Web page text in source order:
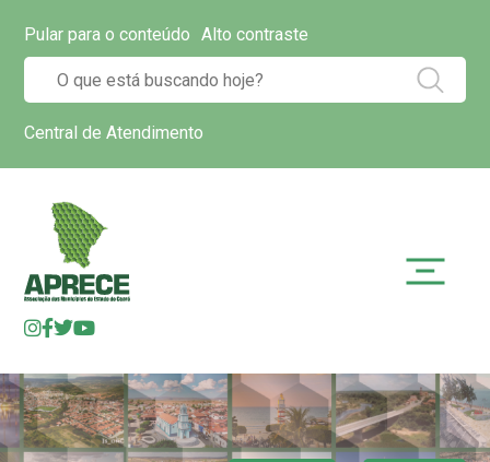
Pular para o conteúdo Alto contraste
Central de Atendimento